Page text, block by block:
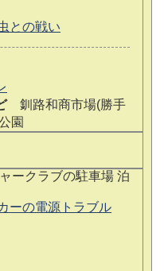
との戦い
釧路和商市場(勝手
園
ークラブの駐車場 泊
ーの電源トラブル